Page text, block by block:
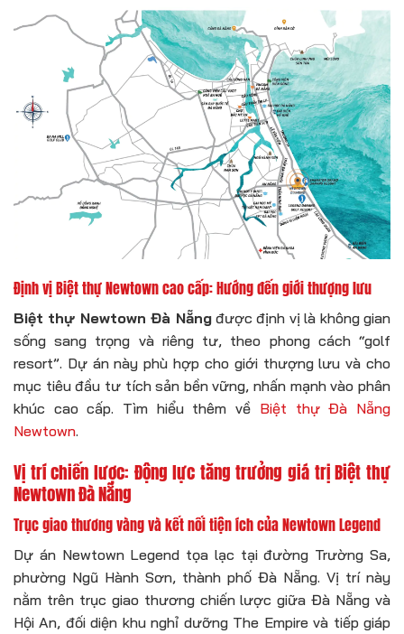
Định vị Biệt thự Newtown cao cấp: Hướng đến giới thượng lưu
Biệt thự Newtown Đà Nẵngđược định vị là không gian
sống sang trọng và riêng tư, theo phong cách “golf
resort”. Dự án này phù hợp cho giới thượng lưu và cho
mục tiêu đầu tư tích sản bền vững, nhấn mạnh vào phân
khúc cao cấp. Tìm hiểu thêm về Biệt thự Đà Nẵng
Newtown.
Vị trí chiến lược: Động lực tăng trưởng giá trị Biệt thự
Newtown Đà Nẵng
Trục giao thương vàng và kết nối tiện ích của Newtown Legend
Dự án Newtown Legend tọa lạc tại đường Trường Sa,
phường Ngũ Hành Sơn, thành phố Đà Nẵng. Vị trí này
nằm trên trục giao thương chiến lược giữa Đà Nẵng và
Hội An, đối diện khu nghỉ dưỡng The Empire và tiếp giáp